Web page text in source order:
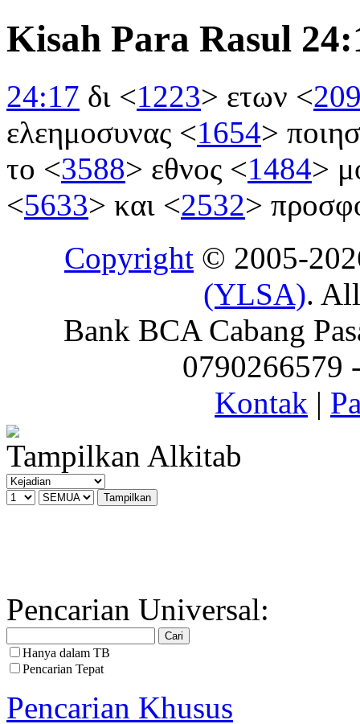
Kisah Para Rasul
24:17 δι <1223> ετων <
ελεημοσυνας <1654>
το <3588> εθνος <1484>
<5633> και <2532>
Copyright © 2005-
(YLSA).
Bank BCA Cabang
0790266579
Kontak |
Tampilkan Alkitab
Pencarian Universal:
Hanya dalam TB
Pencarian Tepat
Pencarian Khusus